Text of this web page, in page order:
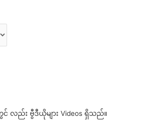
င် လည်း ဗွီဒီယိုများ Videos ရှိသည်။